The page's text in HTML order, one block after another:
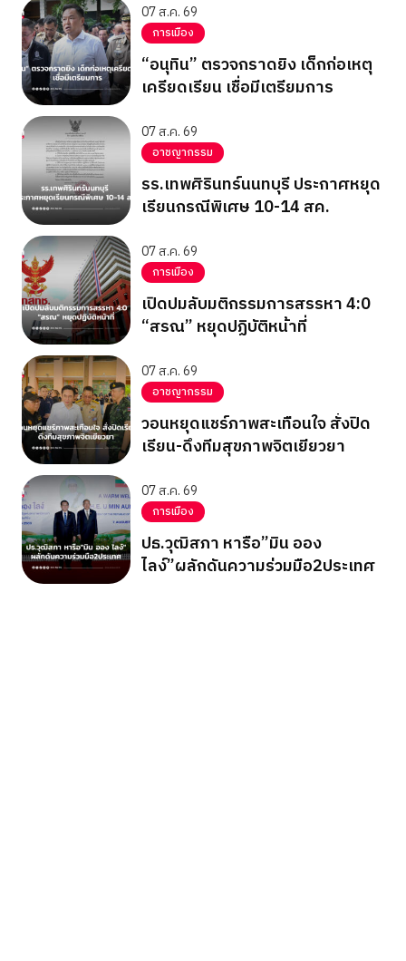
07 ส.ค. 69
การเมือง
“อนุทิน” ตรวจกราดยิง เด็กก่อเหตุ
เครียดเรียน เชื่อมีเตรียมการ
07 ส.ค. 69
อาชญากรรม
รร.เทพศิรินทร์นนทบุรี ประกาศหยุด
เรียนกรณีพิเศษ 10-14 สค.
07 ส.ค. 69
การเมือง
เปิดปมลับมติกรรมการสรรหา 4:0
“สรณ” หยุดปฏิบัติหน้าที่
07 ส.ค. 69
อาชญากรรม
วอนหยุดแชร์ภาพสะเทือนใจ สั่งปิด
เรียน-ดึงทีมสุขภาพจิตเยียวยา
07 ส.ค. 69
การเมือง
ปธ.วุฒิสภา หารือ”มิน ออง
ไลง์”ผลักดันความร่วมมือ2ประเทศ